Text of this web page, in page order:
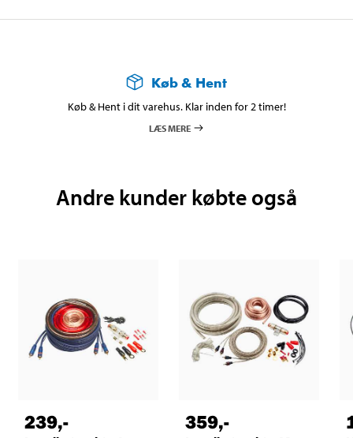
Køb & Hent
Køb & Hent i dit varehus. Klar inden for 2 timer!
LÆS MERE
Andre kunder købte også
239,- 359,-